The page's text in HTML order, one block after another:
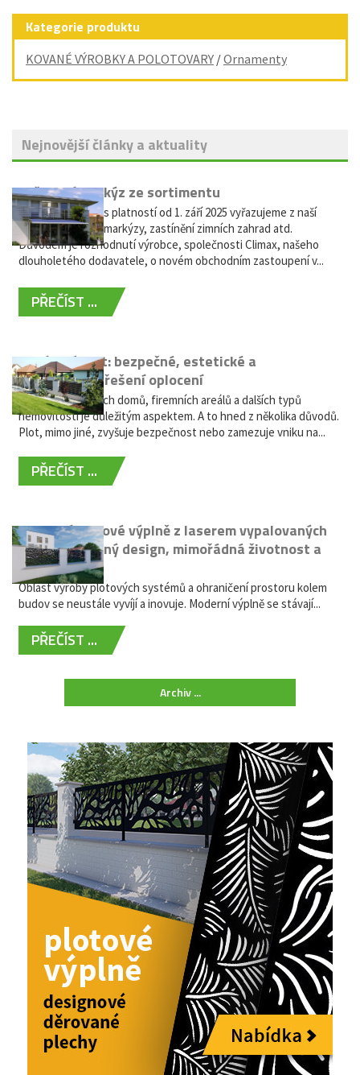
Kategorie produktu
KOVANÉ VÝROBKY A POLOTOVARY /Ornamenty
Nejnovější články a aktuality
Vyřazení markýz ze sortimentu
Vážení zákazníci, s platností od 1. září 2025 vyřazujeme z naší
nabídky výsuvné markýzy, zastínění zimních zahrad atd.
Důvodem je rozhodnutí výrobce, společnosti Climax, našeho
dlouholetého dodavatele, o novém obchodním zastoupení v...
PŘEČÍST ...
Hliníkový plot: bezpečné, estetické a
bezúdržbové řešení oplocení
Oplocení rodinných domů, firemních areálů a dalších typů
nemovitostí je důležitým aspektem. A to hned z několika důvodů.
Plot, mimo jiné, zvyšuje bezpečnost nebo zamezuje vniku na...
PŘEČÍST ...
Moderní plotové výplně z laserem vypalovaných
kovů: výjimečný design, mimořádná životnost a
žádná údržba
Oblast výroby plotových systémů a ohraničení prostoru kolem
budov se neustále vyvíjí a inovuje. Moderní výplně se stávají...
PŘEČÍST ...
Archiv ...